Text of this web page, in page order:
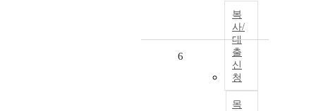
복
사/
대
출
신
청
목
6